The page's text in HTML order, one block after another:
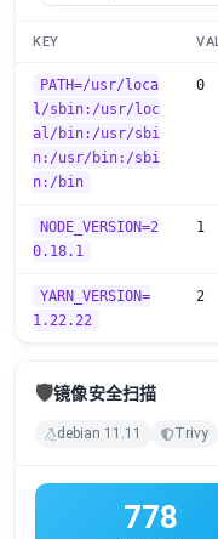
KEY
PATH=/usr/loca
l/sbin:/usr/loc
al/bin:/usr/sbi
n:/usr/bin:/sbi
n:/bin
0
NODE_VERSION=2
0.18.1
1
YARN_VERSION=
1.22.22
2
🛡️镜像安全扫描
debian 11.11 Trivy
778